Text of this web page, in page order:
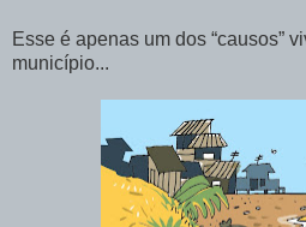
Esse é apenas um dos “causos”
município...